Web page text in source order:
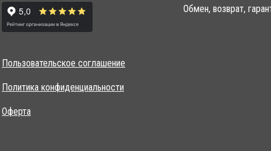
Обмен, возврат,
Пользовательское соглашение
Политика конфиденциальности
Оферта